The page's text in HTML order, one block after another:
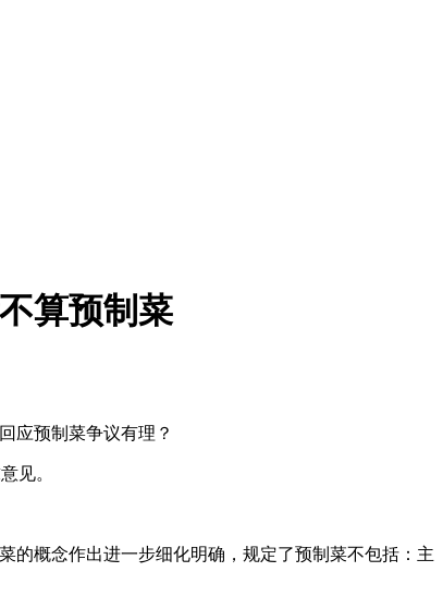
算预制菜
应预制菜争议有理？
见。
的概念作出进一步细化明确，规定了预制菜不包括：主